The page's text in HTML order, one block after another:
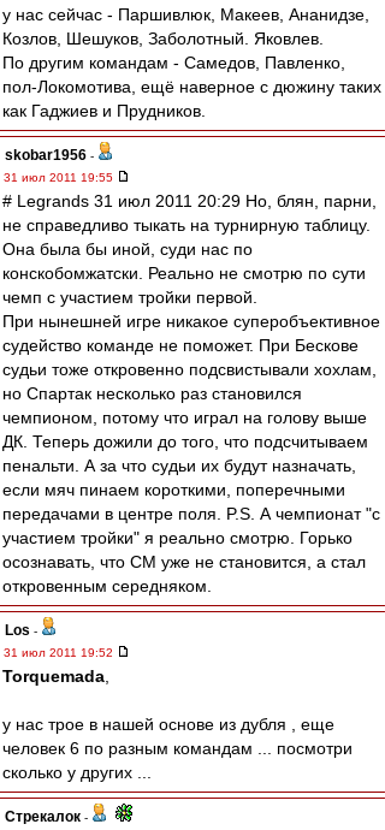
у нас сейчас - Паршивлюк, Макеев, Ананидзе,
Козлов, Шешуков, Заболотный. Яковлев.
По другим командам - Самедов, Павленко,
пол-Локомотива, ещё наверное с дюжину таких
как Гаджиев и Прудников.
skobar1956 -
31 июл 2011 19:55
# Legrands 31 июл 2011 20:29 Но, блян, парни,
не справедливо тыкать на турнирную таблицу.
Она была бы иной, суди нас по
конскобомжатски. Реально не смотрю по сути
чемп с участием тройки первой.
При нынешней игре никакое суперобъективное
судейство команде не поможет. При Бескове
судьи тоже откровенно подсвистывали хохлам,
но Спартак несколько раз становился
чемпионом, потому что играл на голову выше
ДК. Теперь дожили до того, что подсчитываем
пенальти. А за что судьи их будут назначать,
если мяч пинаем короткими, поперечными
передачами в центре поля. P.S. А чемпионат "с
участием тройки" я реально смотрю. Горько
осознавать, что СМ уже не становится, а стал
откровенным середняком.
Los -
31 июл 2011 19:52
Torquemada
у нас трое в нашей основе из дубля , еще
человек 6 по разным командам ... посмотри
сколько у других ...
Стрекалок -